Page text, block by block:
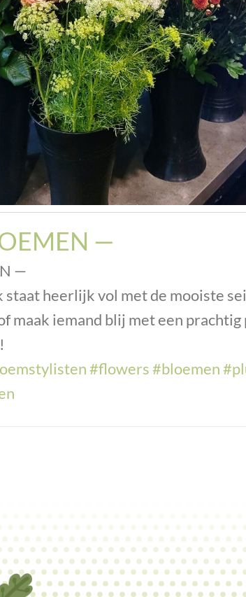
—
—
staat heerlijk vol met de mooiste
maak iemand blij met een
#flowers#bloemen